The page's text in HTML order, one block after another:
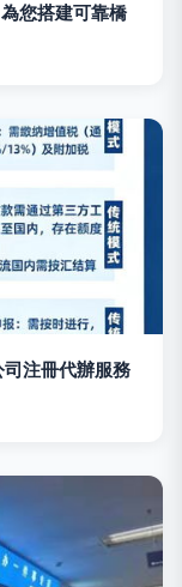
您搭建可靠橋
注冊代辦服務